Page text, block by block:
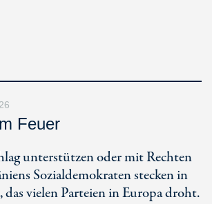
Feuer
unterstützen oder mit Rechten
Sozialdemokraten stecken in
vielen Parteien in Europa droht.